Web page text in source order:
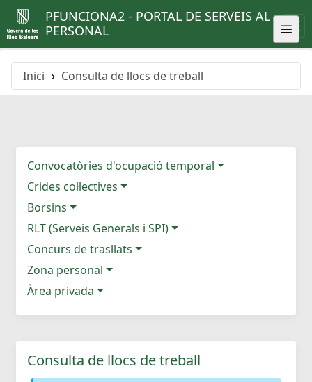
PFUNCIONA2 - PORTAL DE SERVEIS AL
PERSONAL
Inici Consulta de llocs de treball
Convocatòries d'ocupació temporal
Crides col·lectives
Borsins
RLT (Serveis Generals i SPI)
Concurs de trasllats
Zona personal
Àrea privada
Consulta de llocs de treball